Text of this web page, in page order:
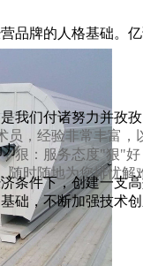
员，经验非常丰富，
狠：服务态度"狠"
随时随地为您排忧解
品牌的人格基础。
我们付诸努力并孜
力
件下，创建一支
础，不断加强技术